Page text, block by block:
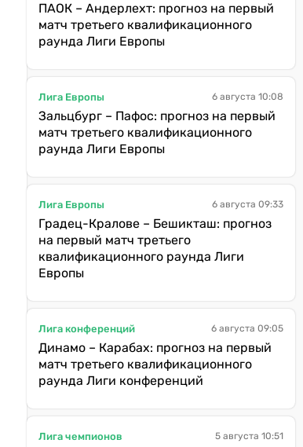
ПАОК – Андерлехт: прогноз на первый
матч третьего квалификационного
раунда Лиги Европы
Лига Европы 6 августа 10:08
Зальцбург – Пафос: прогноз на первый
матч третьего квалификационного
раунда Лиги Европы
Лига Европы 6 августа 09:33
Градец-Кралове – Бешикташ: прогноз
на первый матч третьего
квалификационного раунда Лиги
Европы
Лига конференций 6 августа 09:05
Динамо – Карабах: прогноз на первый
матч третьего квалификационного
раунда Лиги конференций
Лига чемпионов 5 августа 10:51